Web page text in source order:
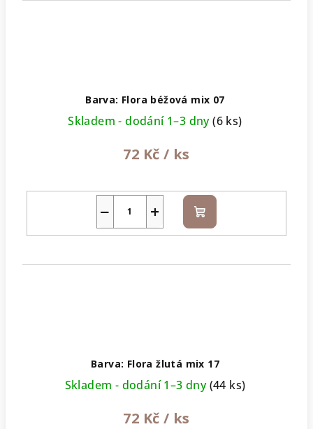
Barva: Flora béžová mix 07
Skladem - dodání 1–3 dny(6 ks)
72 Kč / ks
+
− Do
košíku
Barva: Flora žlutá mix 17
Skladem - dodání 1–3 dny(44 ks)
72 Kč / ks